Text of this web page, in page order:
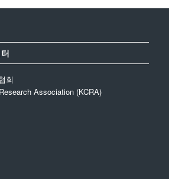
회
Association (KCRA)